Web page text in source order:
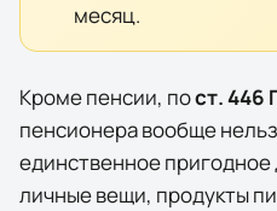
месяц.
Кроме пенсии, пост. 446
пенсионера вообще
единственное
личные вещи, продукты